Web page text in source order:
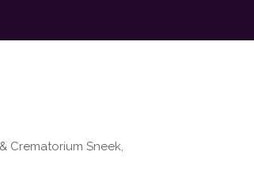
Crematorium Sneek,